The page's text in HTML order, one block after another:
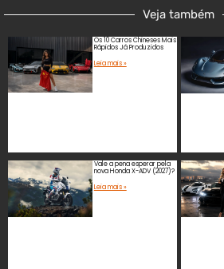
Veja também
Os 10 Carros Chineses Mais
Rápidos Já Produzidos
Leia mais »
Vale a pena esperar pela
nova Honda X-ADV (2027)?
Leia mais »